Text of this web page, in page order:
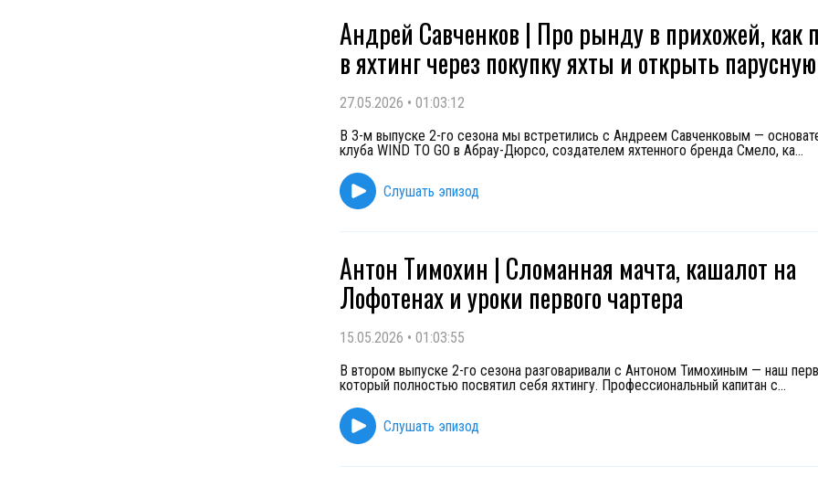
Андрей Савченков | Про рынду в прихожей, как
в яхтинг через покупку яхты и открыть
27.05.2026 • 01:03:12
В 3-м выпуске 2-го сезона мы встретились с Андреем Савченковым —
клуба WIND TO GO в Абрау-Дюрсо, создателем яхтенного бренда Смело, ка...
Слушать эпизод
Антон Тимохин | Сломанная мачта, кашалот на
Лофотенах и уроки первого чартера
15.05.2026 • 01:03:55
В втором выпуске 2-го сезона разговаривали с Антоном Тимохиным — наш
который полностью посвятил себя яхтингу. Профессиональный капитан с...
Слушать эпизод